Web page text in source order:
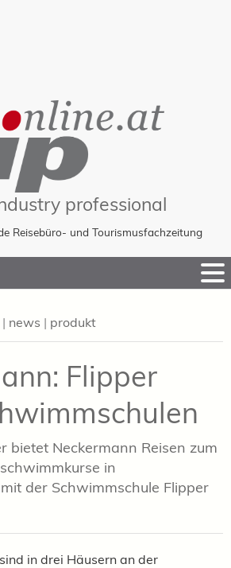
professional
Reisebüro- und Tourismusfachzeitung
| news | produkt
Flipper
bietet Neckermann Reisen zum
in
der Schwimmschule Flipper
in drei Häusern an der